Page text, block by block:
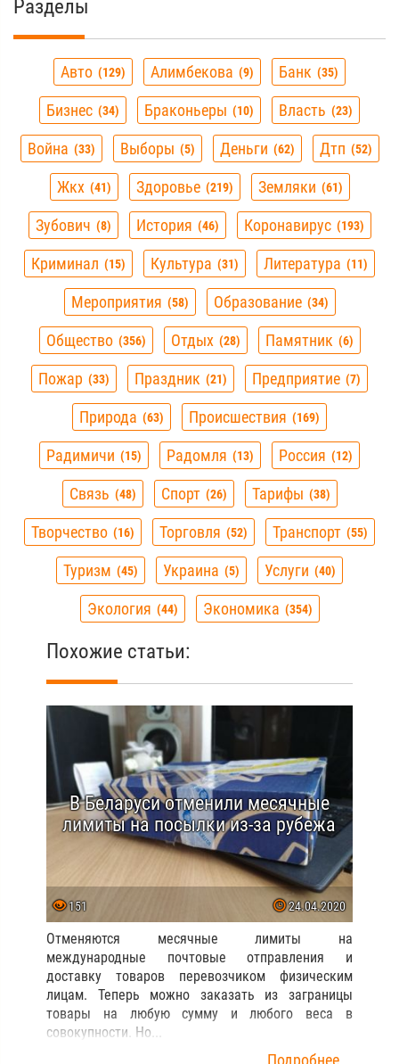
Разделы
Авто 129 Алимбекова 9 Банк 35
Бизнес 34 Браконьеры 10 Власть 23
Война 33 Выборы 5 Деньги 62 Дтп 52
Жкх 41 Здоровье 219 Земляки 61
Зубович 8 История 46 Коронавирус 193
Криминал 15 Культура 31 Литература 11
Мероприятия 58 Образование 34
Общество 356 Отдых 28 Памятник 6
Пожар 33 Праздник 21 Предприятие 7
Природа 63 Происшествия 169
Радимичи 15 Радомля 13 Россия 12
Связь 48 Спорт 26 Тарифы 38
Творчество 16 Торговля 52 Транспорт 55
Туризм 45 Украина 5 Услуги 40
Экология 44 Экономика 354
Похожие статьи:
В Беларуси отменили месячные
лимиты на посылки из-за рубежа
151 24.04.2020
Отменяются месячные лимиты на
международные почтовые отправления и
доставку товаров перевозчиком физическим
лицам. Теперь можно заказать из заграницы
товары на любую сумму и любого веса в
совокупности. Но...
Подробнее...